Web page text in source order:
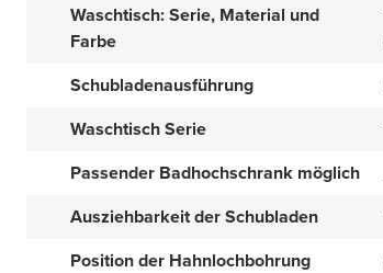
Waschtisch: Serie, Material und
Farbe
Schubladenausführung
Waschtisch Serie
Passender Badhochschrank möglich
Ausziehbarkeit der Schubladen
Position der Hahnlochbohrung